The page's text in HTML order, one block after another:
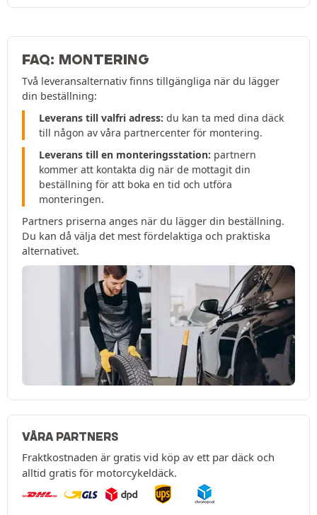
FAQ: MONTERING
Två leveransalternativ finns tillgängliga när du lägger
din beställning:
Leverans till valfri adress: du kan ta med dina däck
till någon av våra partnercenter för montering.
Leverans till en monteringsstation: partnern
kommer att kontakta dig när de mottagit din
beställning för att boka en tid och utföra
monteringen.
Partners priserna anges när du lägger din beställning.
Du kan då välja det mest fördelaktiga och praktiska
alternativet.
VÅRA PARTNERS
Fraktkostnaden är gratis vid köp av ett par däck och
alltid gratis för motorcykeldäck.